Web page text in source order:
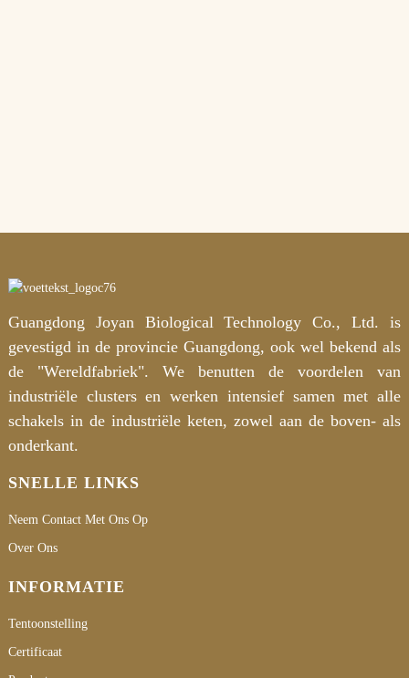
Guangdong Joyan Biological Technology Co., Ltd. is
gevestigd in de provincie Guangdong, ook wel bekend als
de "Wereldfabriek". We benutten de voordelen van
industriële clusters en werken intensief samen met alle
schakels in de industriële keten, zowel aan de boven- als
onderkant.
SNELLE LINKS
Neem Contact Met Ons Op
Over Ons
INFORMATIE
Tentoonstelling
Certificaat